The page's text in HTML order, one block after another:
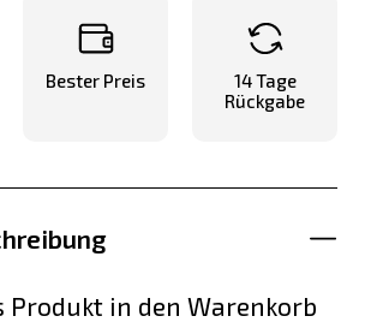
Bester Preis
14 Tage
Rückgabe
Produkt in den Warenkorb